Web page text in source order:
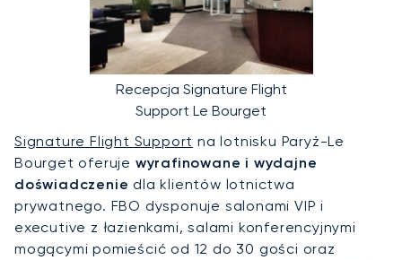
Recepcja Signature Flight
Support Le Bourget
Signature Flight Support na lotnisku Paryż-Le
Bourget oferuje wyrafinowane i wydajne
doświadczenie dla klientów lotnictwa
prywatnego. FBO dysponuje salonami VIP i
executive z łazienkami, salami konferencyjnymi
mogącymi pomieścić od 12 do 30 gości oraz